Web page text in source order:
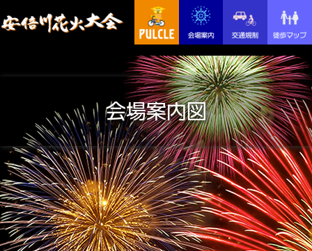
会場案内図